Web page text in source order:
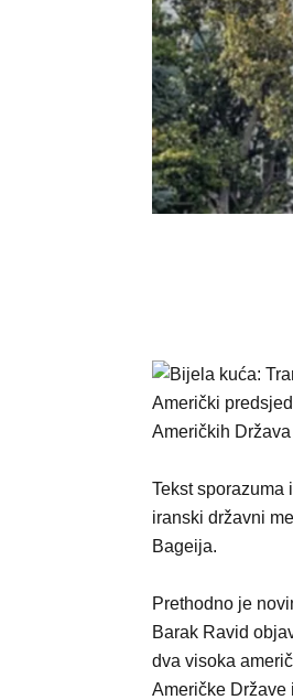
Američki
Američkih
Tekst sporazuma
iranski državni
Bageija.
Prethodno je
Barak Ravid
dva visoka
Američke Države